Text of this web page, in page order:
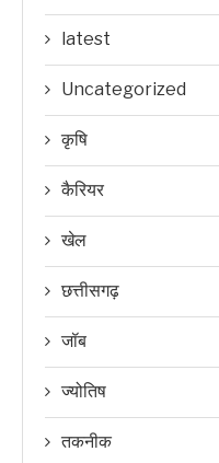
latest
Uncategorized
कृषि
कैरियर
खेल
छत्तीसगढ़
जॉब
ज्योतिष
तकनीक